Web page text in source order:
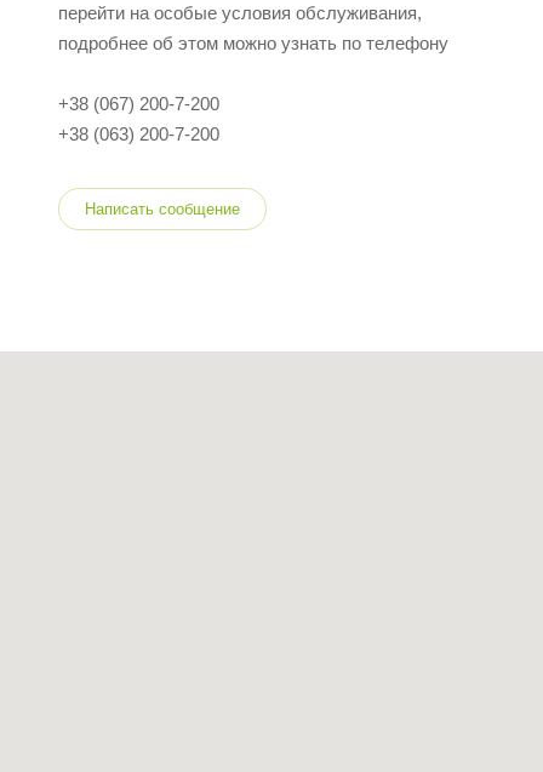
перейти на особые условия обслуживания,
подробнее об этом можно узнать по телефону
+38 (067) 200-7-200
+38 (063) 200-7-200
Написать сообщение